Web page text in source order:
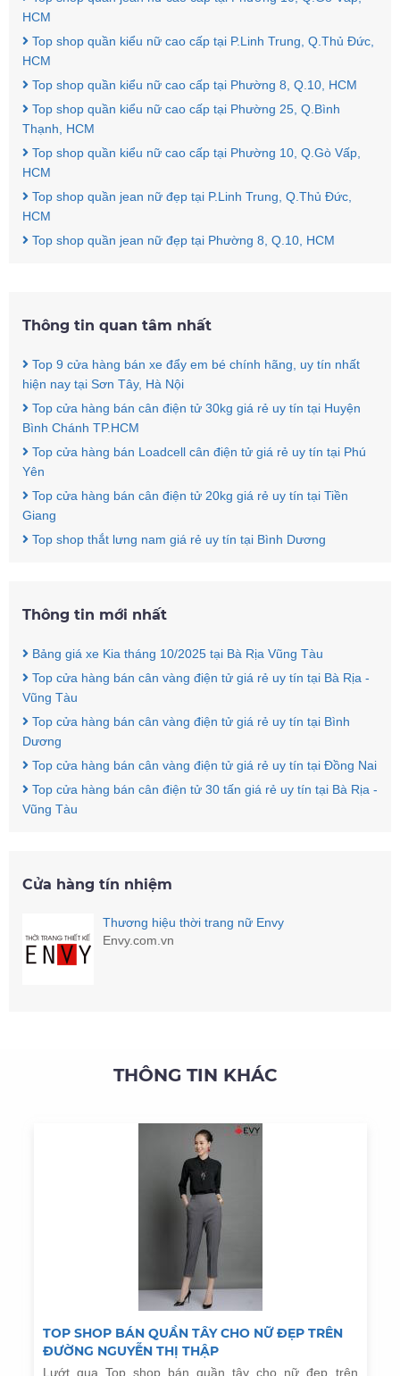
HCM
Top shop quần kiểu nữ cao cấp tại P.Linh Trung, Q.Thủ Đức,
HCM
Top shop quần kiểu nữ cao cấp tại Phường 8, Q.10, HCM
Top shop quần kiểu nữ cao cấp tại Phường 25, Q.Bình
Thạnh, HCM
Top shop quần kiểu nữ cao cấp tại Phường 10, Q.Gò Vấp,
HCM
Top shop quần jean nữ đẹp tại P.Linh Trung, Q.Thủ Đức,
HCM
Top shop quần jean nữ đẹp tại Phường 8, Q.10, HCM
Thông tin quan tâm nhất
Top 9 cửa hàng bán xe đẩy em bé chính hãng, uy tín nhất
hiện nay tại Sơn Tây, Hà Nội
Top cửa hàng bán cân điện tử 30kg giá rẻ uy tín tại Huyện
Bình Chánh TP.HCM
Top cửa hàng bán Loadcell cân điện tử giá rẻ uy tín tại Phú
Yên
Top cửa hàng bán cân điện tử 20kg giá rẻ uy tín tại Tiền
Giang
Top shop thắt lưng nam giá rẻ uy tín tại Bình Dương
Thông tin mới nhất
Bảng giá xe Kia tháng 10/2025 tại Bà Rịa Vũng Tàu
Top cửa hàng bán cân vàng điện tử giá rẻ uy tín tại Bà Rịa -
Vũng Tàu
Top cửa hàng bán cân vàng điện tử giá rẻ uy tín tại Bình
Dương
Top cửa hàng bán cân vàng điện tử giá rẻ uy tín tại Đồng Nai
Top cửa hàng bán cân điện tử 30 tấn giá rẻ uy tín tại Bà Rịa -
Vũng Tàu
Cửa hàng tín nhiệm
Thương hiệu thời trang nữ Envy
Envy.com.vn
THÔNG TIN KHÁC
TOP SHOP BÁN QUẦN TÂY CHO NỮ ĐẸP TRÊN
ĐƯỜNG NGUYỄN THỊ THẬP
Lướt qua Top shop bán quần tây cho nữ đẹp trên